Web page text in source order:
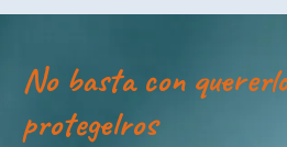
No basta con
protegelros